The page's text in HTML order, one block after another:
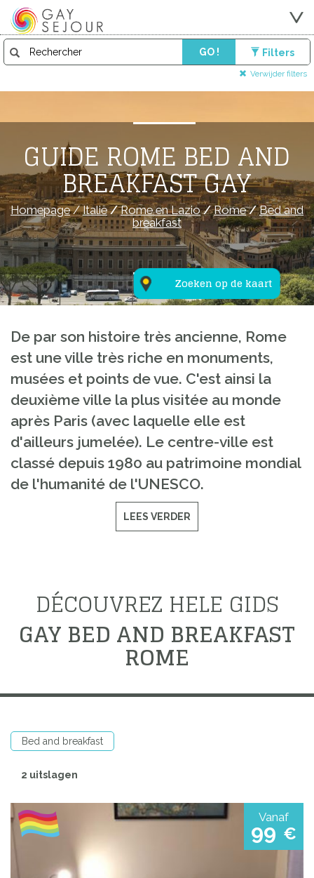
GO ! Filters
Verwijder filters
Zoeken op de kaart
GUIDE ROME BED AND
BREAKFAST GAY
Homepage/Italië/Rome en Lazio/Rome/Bed and
breakfast
De par son histoire très ancienne, Rome
est une ville très riche en monuments,
musées et points de vue. C'est ainsi la
deuxième ville la plus visitée au monde
après Paris (avec laquelle elle est
d'ailleurs jumelée). Le centre-ville est
classé depuis 1980 au patrimoine mondial
de l'humanité de l'UNESCO.
LEES VERDER
DÉCOUVREZ HELE GIDS
GAY BED AND BREAKFAST
ROME
Bed and breakfast
2 uitslagen
Vanaf
99 €